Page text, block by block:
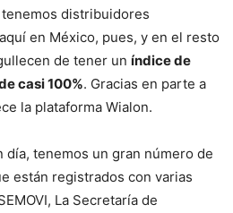
distribuidores
en México, pues, y en el resto
de tener un índice de
casi 100%. Gracias en parte a
la plataforma Wialon.
día, tenemos un gran número de
están registrados con varias
La Secretaría de